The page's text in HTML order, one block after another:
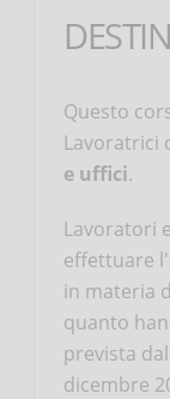
Questo
Lavoratrici
e uffici.
Lavoratori
effettuare l'
in materia
quanto
prevista
dicembre